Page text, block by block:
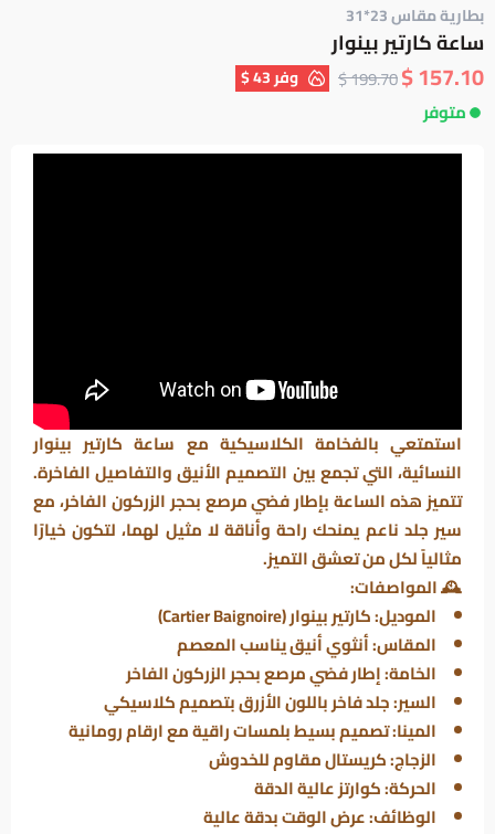
بطارية مقاس 23*31
ساعة كارتير بينوار
157.10 $
199.70 $ وفر43 $
متوفر
استمتعي بالفخامة الكلاسيكية مع ساعة كارتير بينوار
النسائية، التي تجمع بين التصميم الأنيق والتفاصيل الفاخرة.
تتميز هذه الساعة بإطارفضي مرصع بحجر الزركون الفاخر، مع
سير جلد ناعميمنحك راحة وأناقة لا مثيل لهما، لتكون خيارًا
مثالياً لكل من تعشق التميز.
🕰️المواصفات:
الموديل:كارتير بينوار (Cartier Baignoire)
المقاس:أنثوي أنيق يناسب المعصم
الخامة:إطار فضي مرصع بحجر الزركون الفاخر
السير:جلد فاخر باللون الأزرق بتصميم كلاسيكي
المينا:تصميم بسيط بلمسات راقية مع ارقام رومانية
الزجاج:كريستال مقاوم للخدوش
الحركة:كوارتز عالية الدقة
الوظائف:عرض الوقت بدقة عالية